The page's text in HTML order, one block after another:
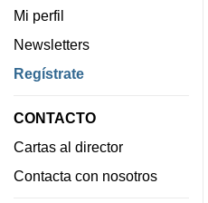
Mi perfil
Newsletters
Regístrate
CONTACTO
Cartas al director
Contacta con nosotros